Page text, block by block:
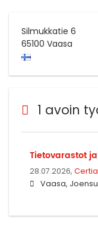
Silmukkatie 6
65100 Vaasa
1 avoin
Tietovarastot
28.07.2026,
Vaasa,